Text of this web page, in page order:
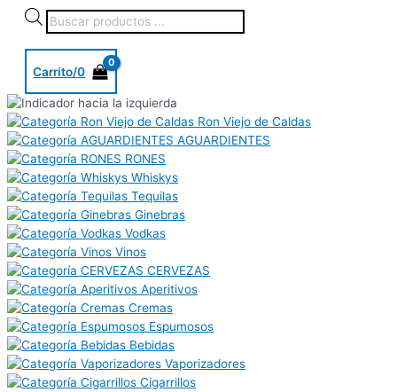
Carrito/0
Ron Viejo de Caldas
AGUARDIENTES
RONES
Whiskys
Tequilas
Ginebras
Vodkas
Vinos
CERVEZAS
Aperitivos
Cremas
Espumosos
Bebidas
Vaporizadores
Cigarrillos